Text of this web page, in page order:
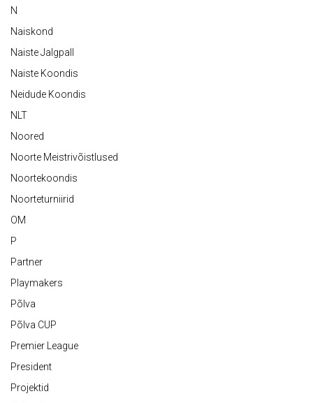
N
Naiskond
Naiste Jalgpall
Naiste Koondis
Neidude Koondis
NLT
Noored
Noorte Meistrivõistlused
Noortekoondis
Noorteturniirid
OM
P
Partner
Playmakers
Põlva
Põlva CUP
Premier League
President
Projektid